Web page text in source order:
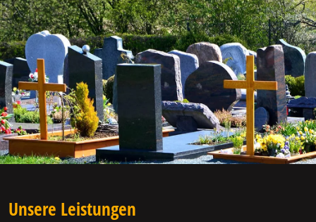
Unsere Leistungen